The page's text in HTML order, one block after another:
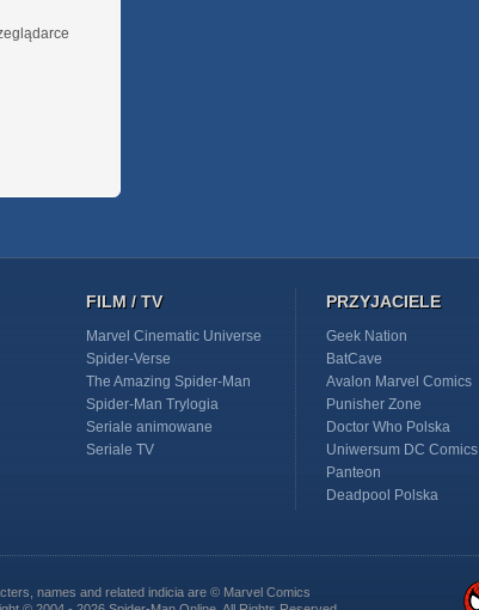
FILM / TV
Marvel Cinematic Universe
Spider-Verse
The Amazing Spider-Man
Spider-Man Trylogia
Seriale animowane
Seriale TV
PRZYJACIELE
Geek Nation
BatCave
Avalon Marvel Comics
Punisher Zone
Doctor Who Polska
Uniwersum DC Comics
Panteon
Deadpool Polska
names and related indicia are © Marvel Comics